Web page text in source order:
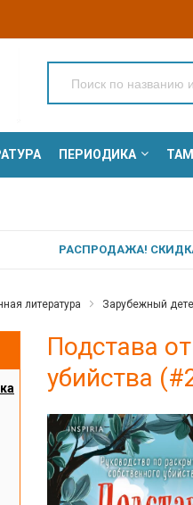
ПЕРИОДИКА
РАСПРОДАЖА! СКИДКА
литература Зарубежный
Подстава
убийства